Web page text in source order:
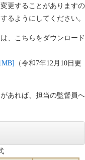
更することがありますの
るようにしてください。
、こちらをダウンロード
（令和7年12月10日更
あれば、担当の監督員へ